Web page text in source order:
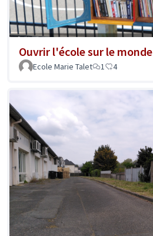
Ouvrir l'école sur le monde
Ecole Marie Talet
1 4